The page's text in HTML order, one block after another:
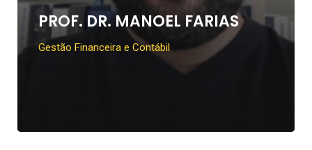
PROF. DR. MANOEL FARIAS
Gestão Financeira e Contábil